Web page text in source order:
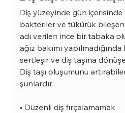
Diş yüzeyinde gün içerisinde
bakteriler ve tükürük
adı verilen ince bir tabaka
ağız bakımı
sertleşir ve diş taşına
Diş taşı oluşumunu
şunlardır:
• Düzenli diş fırçalamamak